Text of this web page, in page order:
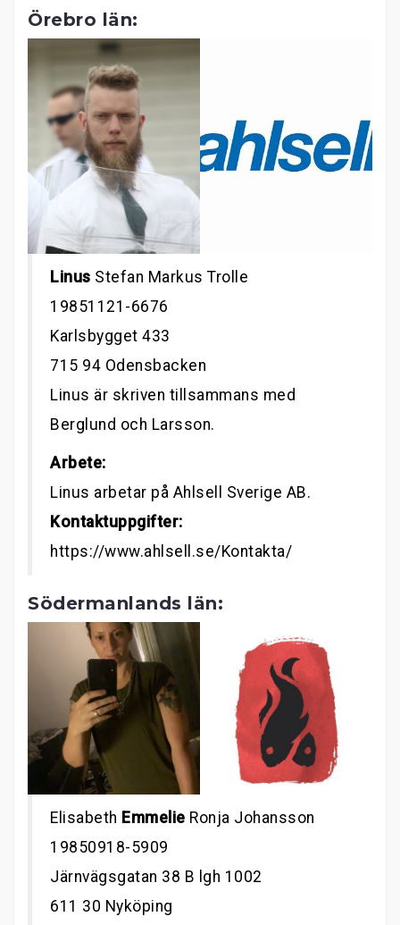
Örebro län:
Linus Stefan Markus Trolle
19851121-6676
Karlsbygget 433
715 94 Odensbacken
Linus är skriven tillsammans med
Berglund och Larsson.
Arbete:
Linus arbetar på Ahlsell Sverige AB.
Kontaktuppgifter:
https://www.ahlsell.se/Kontakta/
Södermanlands län:
Elisabeth Emmelie Ronja Johansson
19850918-5909
Järnvägsgatan 38 B lgh 1002
611 30 Nyköping